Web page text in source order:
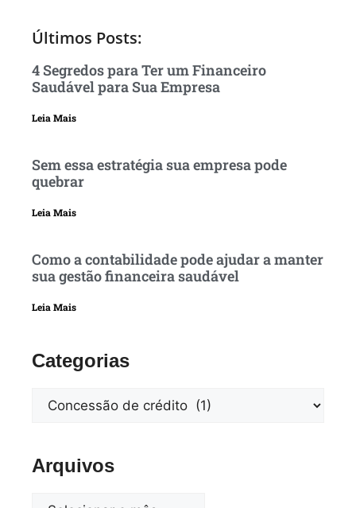
Últimos Posts:
4 Segredos para Ter um Financeiro
Saudável para Sua Empresa
Leia Mais
Sem essa estratégia sua empresa pode
quebrar
Leia Mais
Como a contabilidade pode ajudar a manter
sua gestão financeira saudável
Leia Mais
Categorias
Arquivos